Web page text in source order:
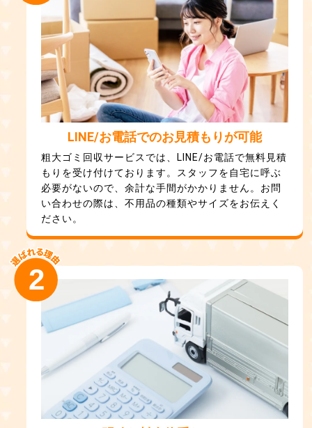
LINE/お電話でのお見積もりが可能
粗大ゴミ回収サービスでは、LINE/お電話で無料見積
もりを受け付けております。スタッフを自宅に呼ぶ
必要がないので、余計な手間がかかりません。お問
い合わせの際は、不用品の種類やサイズをお伝えく
ださい。
2